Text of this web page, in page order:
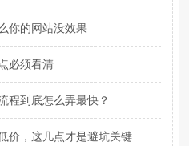
你的网站没效果
必须看清
程到底怎么弄最快？
价，这几点才是避坑关键